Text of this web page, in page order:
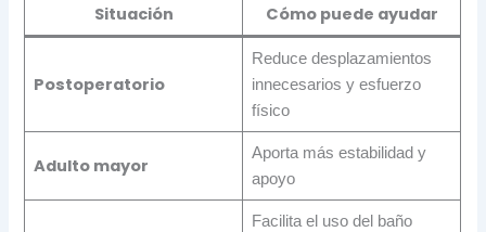
Situación Cómo puede ayudar
Postoperatorio
Reduce desplazamientos
innecesarios y esfuerzo
físico
Adulto mayor
Aporta más estabilidad y
apoyo
Facilita el uso del baño